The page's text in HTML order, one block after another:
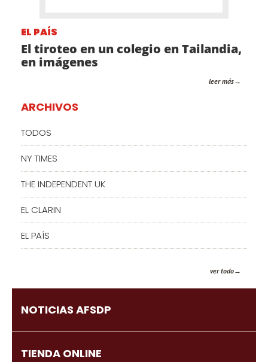
EL PAÍS
El tiroteo en un colegio en Tailandia,
en imágenes
leer más
ARCHIVOS
TODOS
NY TIMES
THE INDEPENDENT UK
EL CLARIN
EL PAÍS
ver todo
NOTICIAS AFSDP
TIENDA ONLINE